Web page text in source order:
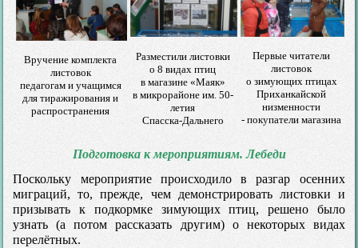
Вручение комплекта
листовок
педагогам и учащимся
для тиражирования и
распространения
Разместили листовки
о 8 видах птиц
в магазине «Маяк»
в микрорайоне им. 50-
летия
Спасска-Дальнего
Первые читатели
листовок
о зимующих птицах
Приханкайской
низменности
- покупатели магазина
Подготовка к мероприятиям. Лебеди
Поскольку мероприятие происходило в разгар осенних
миграций, то, прежде, чем демонстрировать листовки и
призывать к подкормке зимующих птиц, решено было
узнать (а потом рассказать другим) о некоторых видах
перелётных.